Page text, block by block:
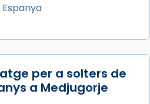
per a solters de
a Medjugorje